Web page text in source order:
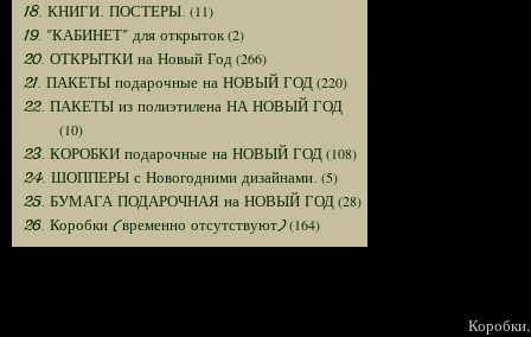
18. КНИГИ. ПОСТЕРЫ. (11)
19. "КАБИНЕТ" для открыток(2)
20. ОТКРЫТКИ на Новый Год (266)
21. ПАКЕТЫ подарочные на НОВЫЙ ГОД(220)
22. ПАКЕТЫ из полиэтилена НА НОВЫЙ ГОД
(10)
23. КОРОБКИ подарочные на НОВЫЙ ГОД(108)
24. ШОППЕРЫ с Новогодними дизайнами. (5)
25. БУМАГА ПОДАРОЧНАЯ на НОВЫЙ ГОД(28)
26. Коробки (временно отсутствуют)(164)